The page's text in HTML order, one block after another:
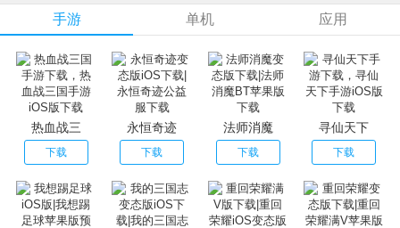
200倍元宝充值返利，10元当200元花；
10倍提升；
登录七天狂欢豪礼送不停，大量铜钱、绝世装备、极品神女
等你来拿；
首冲任意金额送极品光武神器、炫酷羽翼，海量装备材料连
送三天！！
手游 单机 应用
热血战三
下载
永恒奇迹
下载
法师消魔
下载
寻仙天下
下载